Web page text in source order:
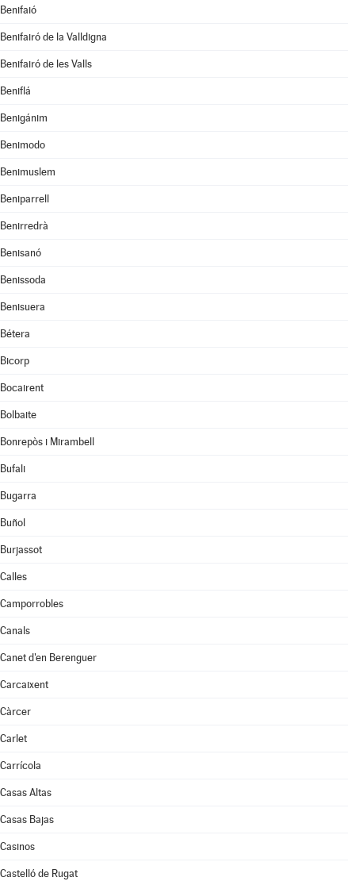
Benifaió
Benifairó de la Valldigna
Benifairó de les Valls
Beniflá
Benigánim
Benimodo
Benimuslem
Beniparrell
Benirredrà
Benisanó
Benissoda
Benisuera
Bétera
Bicorp
Bocairent
Bolbaite
Bonrepòs i Mirambell
Bufali
Bugarra
Buñol
Burjassot
Calles
Camporrobles
Canals
Canet d'en Berenguer
Carcaixent
Càrcer
Carlet
Carrícola
Casas Altas
Casas Bajas
Casinos
Castelló de Rugat